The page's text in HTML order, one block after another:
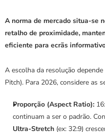
A norma de mercado situa-se
retalho de proximidade,
eficiente para ecrãs
A escolha da resolução
Pitch). Para 2026, considere as
Proporção (Aspect Ratio):
continuam a ser o padrão.
Ultra-Stretch (ex: 32:9)